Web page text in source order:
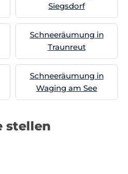
Siegsdorf
Schneeräumung in
Traunreut
Schneeräumung in
Waging am See
stellen